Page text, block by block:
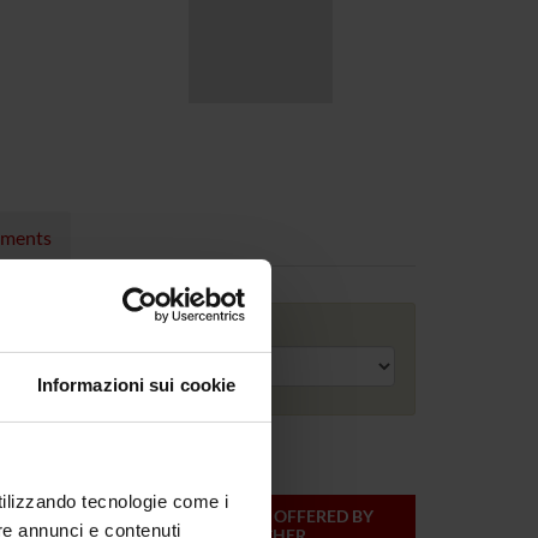
Informazioni sui cookie
tecnologie come i
annunci e contenuti
Academic year
TEACHER
MODULES OFFERED BY